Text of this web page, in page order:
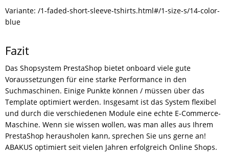
Variante: /1-faded-short-sleeve-tshirts.html#/1-size-s/14-color-
blue
Fazit
Das Shopsystem PrestaShop bietet onboard viele gute
Voraussetzungen für eine starke Performance in den
Suchmaschinen. Einige Punkte können / müssen über das
Template optimiert werden. Insgesamt ist das System flexibel
und durch die verschiedenen Module eine echte E-Commerce-
Maschine. Wenn sie wissen wollen, was man alles aus Ihrem
PrestaShop herausholen kann, sprechen Sie uns gerne an!
ABAKUS optimiert seit vielen Jahren erfolgreich Online Shops.